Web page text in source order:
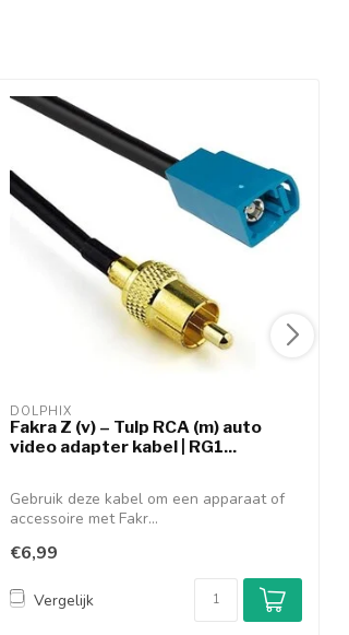
DOLPHIX
Fakra Z (v) – Tulp RCA (m) auto
video adapter kabel | RG1...
Gebruik deze kabel om een apparaat of
accessoire met Fakr...
€6,99
Vergelijk